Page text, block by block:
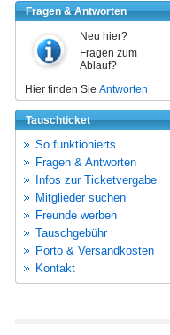
Fragen & Antworten
Neu hier?
Fragen zum
Ablauf?
Hier finden Sie Antworten
Tauschticket
So funktionierts
Fragen & Antworten
Infos zur Ticketvergabe
Mitglieder suchen
Freunde werben
Tauschgebühr
Porto & Versandkosten
Kontakt